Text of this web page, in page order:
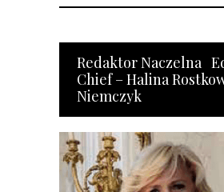
Redaktor Naczelna
Chief – Halina
Niemczyk